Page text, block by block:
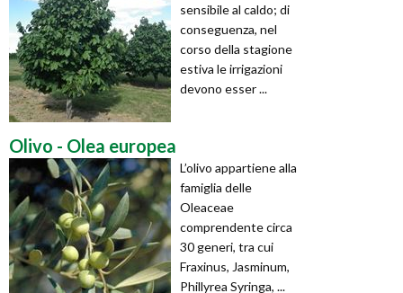
sensibile al caldo; di
conseguenza, nel
corso della stagione
estiva le irrigazioni
devono esser ...
Olivo - Olea europea
L’olivo appartiene alla
famiglia delle
Oleaceae
comprendente circa
30 generi, tra cui
Fraxinus, Jasminum,
Phillyrea Syringa, ...